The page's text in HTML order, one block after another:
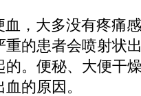
血，大多没有疼痛
重的患者会喷射状
。便秘、大便干
的原因。